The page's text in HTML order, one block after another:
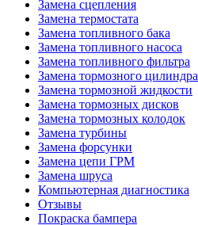
Замена сцепления
Замена термостата
Замена топливного бака
Замена топливного насоса
Замена топливного фильтра
Замена тормозного цилиндра
Замена тормозной жидкости
Замена тормозных дисков
Замена тормозных колодок
Замена турбины
Замена форсунки
Замена цепи ГРМ
Замена шруса
Компьютерная диагностика
Отзывы
Покраска бампера